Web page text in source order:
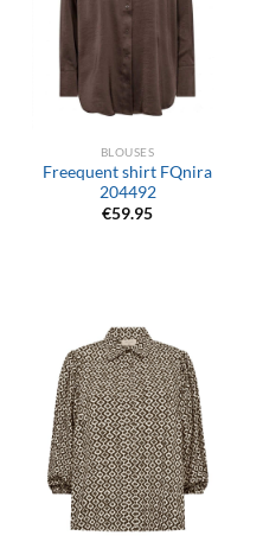
BLOUSES
Freequent shirt FQnira
204492
€59.95